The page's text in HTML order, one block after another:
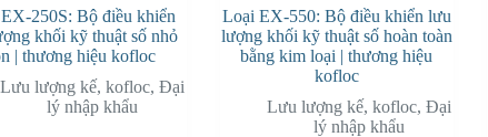
250S: Bộ điều khiển
khối kỹ thuật số nhỏ
| thương hiệu kofloc
Lưu lượng kế, kofloc, Đại
lý nhập khẩu
Loại EX-550: Bộ điều khiển lưu
lượng khối kỹ thuật số hoàn toàn
bằng kim loại | thương hiệu
kofloc
Lưu lượng kế, kofloc, Đại
lý nhập khẩu